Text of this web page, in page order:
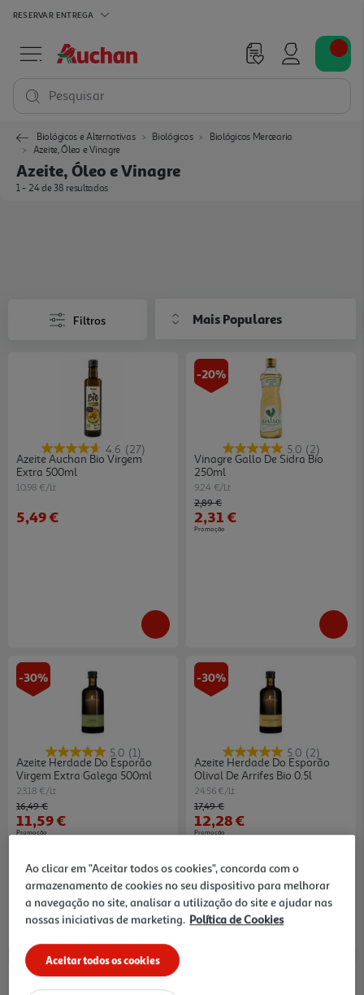
RESERVAR ENTREGA
Pesquisar
Biológicos e Alternativas Biológicos
Biológicos Mercearia
Azeite, Óleo e Vinagre
Azeite, Óleo e Vinagre
1 - 24 de 38 resultados
Filtros Mais Populares
4.6 (27)
Azeite Auchan Bio Virgem
Extra 500ml
10.98 €/Lt
5,49 €
-20%
5.0 (2)
Vinagre Gallo De Sidra Bio
250ml
9.24 €/Lt
Price reduced from
2,89 €to
2,31 €
Promoção
-30%
5.0 (1)
Azeite Herdade Do Esporão
Virgem Extra Galega 500ml
23.18 €/Lt
Price reduced from
16,49 €to
11,59 €
Promoção
-30%
5.0 (2)
Azeite Herdade Do Esporão
Olival De Arrifes Bio 0.5l
24.56 €/Lt
Price reduced from
17,49 €to
12,28 €
Promoção
Ao clicar em "Aceitar todos os cookies", concorda com o
armazenamento de cookies no seu dispositivo para melhorar
a navegação no site, analisar a utilização do site e ajudar nas
nossas iniciativas de marketing. Política de Cookies
Aceitar todos os cookies